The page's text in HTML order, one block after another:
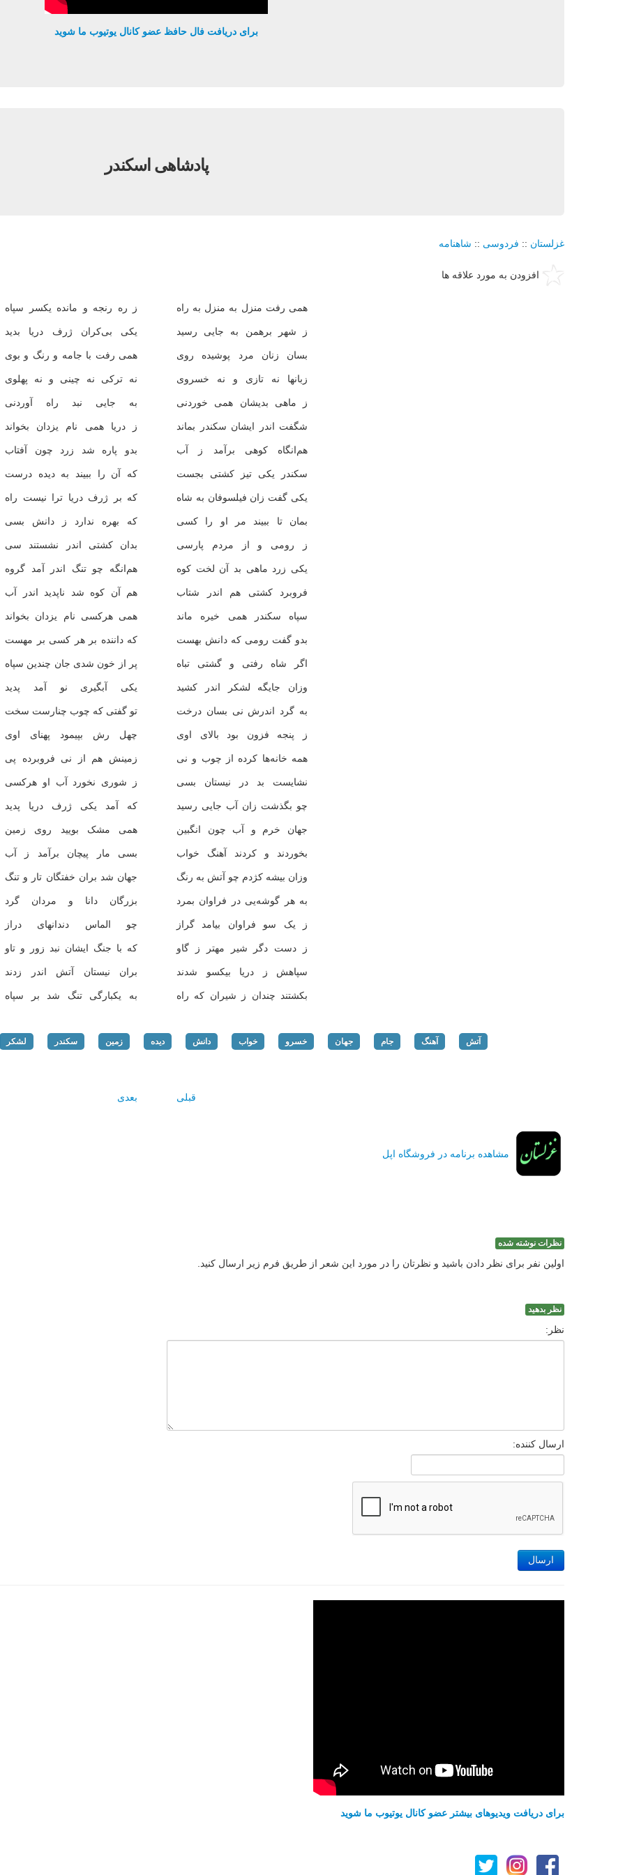
برای دریافت فال حافظ عضو کانال یوتیوب ما شوید
پادشاهی اسکندر
غزلستان :: فردوسی :: شاهنامه
افزودن به مورد علاقه ها
همی رفت منزل به منزل به راه ز ره رنجه و مانده یکسر سپاه
ز شهر برهمن به جایی رسید یکی بی‌کران ژرف دریا بدید
بسان زنان مرد پوشیده روی همی رفت با جامه و رنگ و بوی
زبانها نه تازی و نه خسروی نه ترکی نه چینی و نه پهلوی
ز ماهی بدیشان همی خوردنی به جایی نبد راه آوردنی
شگفت اندر ایشان سکندر بماند ز دریا همی نام یزدان بخواند
هم‌انگاه کوهی برآمد ز آب بدو پاره شد زرد چون آفتاب
سکندر یکی تیز کشتی بجست که آن را ببیند به دیده درست
یکی گفت زان فیلسوفان به شاه که بر ژرف دریا ترا نیست راه
بمان تا ببیند مر او را کسی که بهره ندارد ز دانش بسی
ز رومی و از مردم پارسی بدان کشتی اندر نشستند سی
یکی زرد ماهی بد آن لخت کوه هم‌انگه چو تنگ اندر آمد گروه
فروبرد کشتی هم اندر شتاب هم آن کوه شد ناپدید اندر آب
سپاه سکندر همی خیره ماند همی هرکسی نام یزدان بخواند
بدو گفت رومی که دانش بهست که داننده بر هر کسی بر مهست
اگر شاه رفتی و گشتی تباه پر از خون شدی جان چندین سپاه
وزان جایگه لشکر اندر کشید یکی آبگیری نو آمد پدید
به گرد اندرش نی بسان درخت تو گفتی که چوب چنارست سخت
ز پنجه فزون بود بالای اوی چهل رش بپیمود پهنای اوی
همه خانه‌ها کرده از چوب و نی زمینش هم از نی فروبرده پی
نشایست بد در نیستان بسی ز شوری نخورد آب او هرکسی
چو بگذشت زان آب جایی رسید که آمد یکی ژرف دریا پدید
جهان خرم و آب چون انگبین همی مشک بویید روی زمین
بخوردند و کردند آهنگ خواب بسی مار پیچان برآمد ز آب
وزان بیشه کژدم چو آتش به رنگ جهان شد بران خفتگان تار و تنگ
به هر گوشه‌یی در فراوان بمرد بزرگان دانا و مردان گرد
ز یک سو فراوان بیامد گراز چو الماس دندانهای دراز
ز دست دگر شیر مهتر ز گاو که با جنگ ایشان نبد زور و تاو
سپاهش ز دریا بیکسو شدند بران نیستان آتش اندر زدند
بکشتند چندان ز شیران که راه به یکبارگی تنگ شد بر سپاه
آتش آهنگ جام جهان خسرو خواب دانش دیده زمین سکندر لشکر
قبلی بعدی
مشاهده برنامه در فروشگاه اپل
نظرات نوشته شده
اولین نفر برای نظر دادن باشید و نظرتان را در مورد این شعر از طریق فرم زیر ارسال کنید.
نظر بدهید
نظر:
ارسال کننده:
ارسال
برای دریافت ویدیوهای بیشتر عضو کانال یوتیوب ما شوید